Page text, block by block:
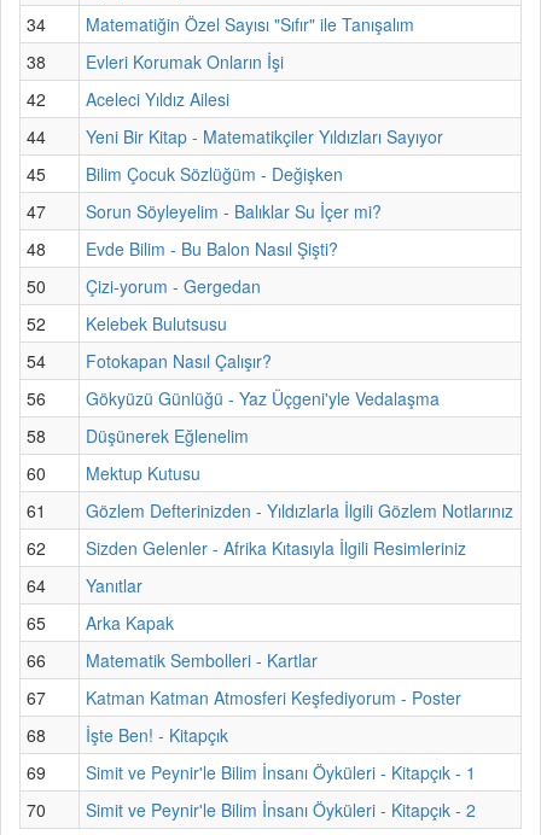
34
Matematiğin Özel Sayısı "Sıfır" ile Tanışalım
38
Evleri Korumak Onların İşi
42
Aceleci Yıldız Ailesi
44
Yeni Bir Kitap - Matematikçiler Yıldızları Sayıyor
45
Bilim Çocuk Sözlüğüm - Değişken
47
Sorun Söyleyelim - Balıklar Su İçer mi?
48
Evde Bilim - Bu Balon Nasıl Şişti?
50
Çizi-yorum - Gergedan
52
Kelebek Bulutsusu
54
Fotokapan Nasıl Çalışır?
56
Gökyüzü Günlüğü - Yaz Üçgeni'yle Vedalaşma
58
Düşünerek Eğlenelim
60
Mektup Kutusu
61
Gözlem Defterinizden - Yıldızlarla İlgili Gözlem Notlarınız
62
Sizden Gelenler - Afrika Kıtasıyla İlgili Resimleriniz
64
Yanıtlar
65
Arka Kapak
66
Matematik Sembolleri - Kartlar
67
Katman Katman Atmosferi Keşfediyorum - Poster
68
İşte Ben! - Kitapçık
69
Simit ve Peynir'le Bilim İnsanı Öyküleri - Kitapçık - 1
70
Simit ve Peynir'le Bilim İnsanı Öyküleri - Kitapçık - 2